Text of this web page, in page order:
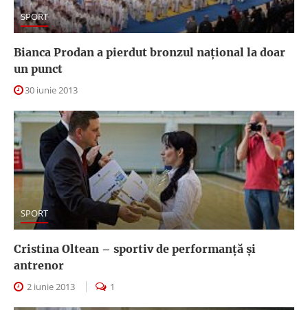
SPORT
Bianca Prodan a pierdut bronzul naţional la doar
un punct
30 iunie 2013
SPORT
Cristina Oltean – sportiv de performanță și
antrenor
2 iunie 2013 1